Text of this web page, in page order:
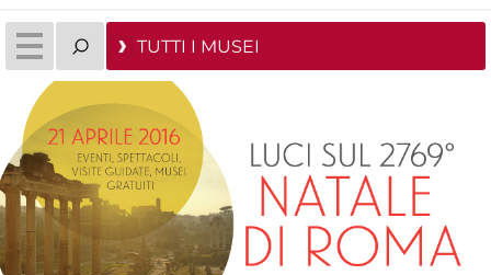
TUTTI I MUSEI